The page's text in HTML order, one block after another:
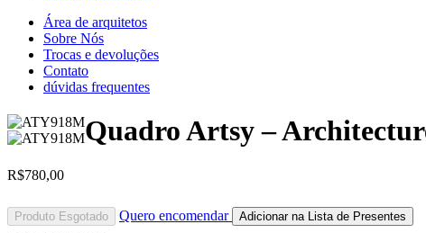
Área de arquitetos
Sobre Nós
Trocas e devoluções
Contato
dúvidas frequentes
Quadro Artsy –
R$780,00
Produto Esgotado Quero encomendar Adicionar na Lista de Presentes